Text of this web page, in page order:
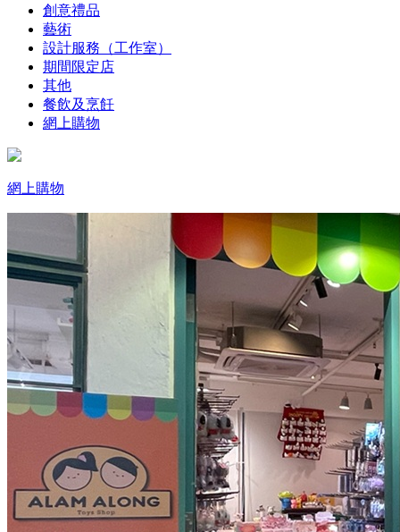
創意禮品
藝術
設計服務（工作室）
期間限定店
其他
餐飲及烹飪
網上購物
網上購物